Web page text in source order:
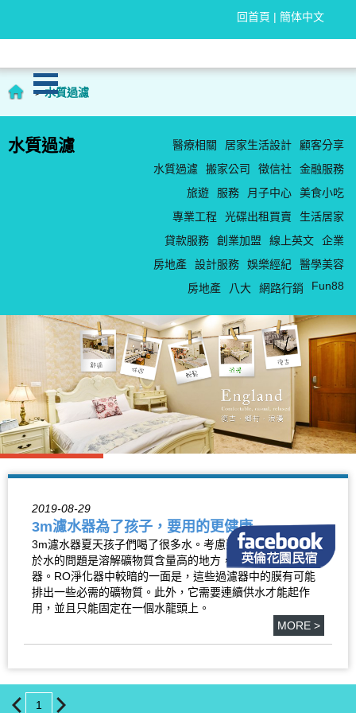
回首頁 | 簡体中文
>水質過濾
水質過濾 顧客分享
居家生活設計
醫療相關
金融服務
徵信社
搬家公司
水質過濾
美食小吃
月子中心
服務
旅遊
生活居家
光碟出租買賣
專業工程
企業
線上英文
創業加盟
貸款服務
醫學美容
娛樂經紀
設計服務
房地產
Fun88
網路行銷
八大
房地產
2019-08-29
3m濾水器為了孩子，要用的更健康
3m濾水器夏天孩子們喝了很多水。考慮到他們的健康，對
於水的問題是溶解礦物質含量高的地方，建議使用RO過濾
器。RO淨化器中較暗的一面是，這些過濾器中的膜有可能
排出一些必需的礦物質。此外，它需要連續供水才能起作
用，並且只能固定在一個水龍頭上。
MORE >
1